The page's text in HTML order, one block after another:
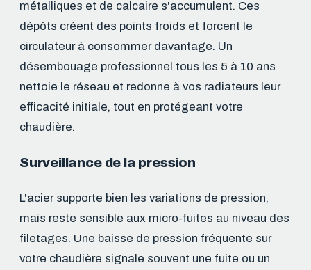
métalliques et de calcaire s'accumulent. Ces
dépôts créent des points froids et forcent le
circulateur à consommer davantage. Un
désembouage professionnel tous les 5 à 10 ans
nettoie le réseau et redonne à vos radiateurs leur
efficacité initiale, tout en protégeant votre
chaudière.
Surveillance de la pression
L'acier supporte bien les variations de pression,
mais reste sensible aux micro-fuites au niveau des
filetages. Une baisse de pression fréquente sur
votre chaudière signale souvent une fuite ou un